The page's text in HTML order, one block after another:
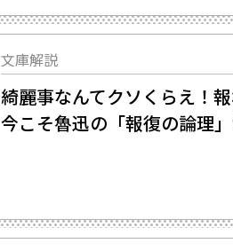
文庫解説
綺麗事なんてクソくらえ！
今こそ魯迅の「報復の論理